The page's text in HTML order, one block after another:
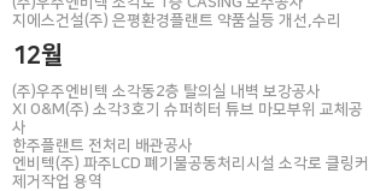
지에스건설(주) 은평환경플랜트 약품실등 개선,수리
12월
(주)우주엔비텍 소각동2층 탈의실 내벽 보강공사
XI O&M(주) 소각3호기 슈퍼히터 튜브 마모부위 교체공
사
한주플랜트 전처리 배관공사
엔비텍(주) 파주LCD 폐기물공동처리시설 소각로 클링커
제거작업 용역